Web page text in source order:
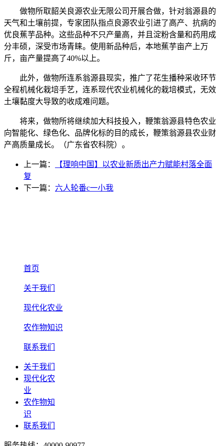
做物所取韶关良源农业无限公司开展合做，针对翁源县的
天气和土壤前提，专家团队指点良源农业引进了高产、抗病的
优良蕉芋品种。这些品种不只产量高，并且淀粉含量和药用成
分丰硕，深受市场青睐。使用新品种后，本地蕉芋亩产上万
斤，亩产量提高了40%以上。
此外，做物所连系翁源县现实，推广了花生播种采收环节
全程机械化栽培手艺，连系现代农业机械化的栽培模式，无效
土壤黏度大导致的收成难问题。
将来，做物所将继续加大科技投入，鞭策翁源县特色农业
向智能化、绿色化、品牌化标的目的成长，鞭策翁源县农业财
产高质量成长。（广东省农科院）。
上一篇：
【理响中国】以农业新质出产力赋能村落全面
复
下一篇： 六人轮番c一小我
首页
关于我们
现代化农业
农作物知识
联系我们
关于我们
现代化农
业
农作物知
识
联系我们